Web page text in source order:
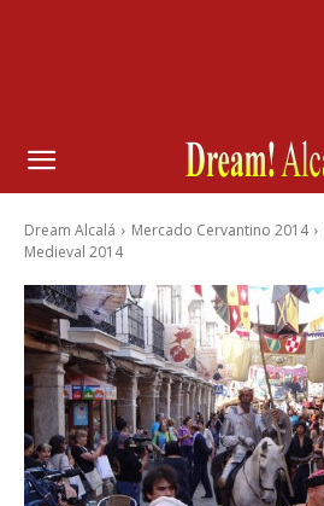
Dream Alcalá Mercado Cervantino 2014
Medieval 2014